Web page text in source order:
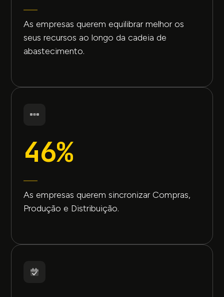
As empresas querem equilibrar melhor os
seus recursos ao longo da cadeia de
abastecimento.
46%
As empresas querem sincronizar Compras,
Produção e Distribuição.